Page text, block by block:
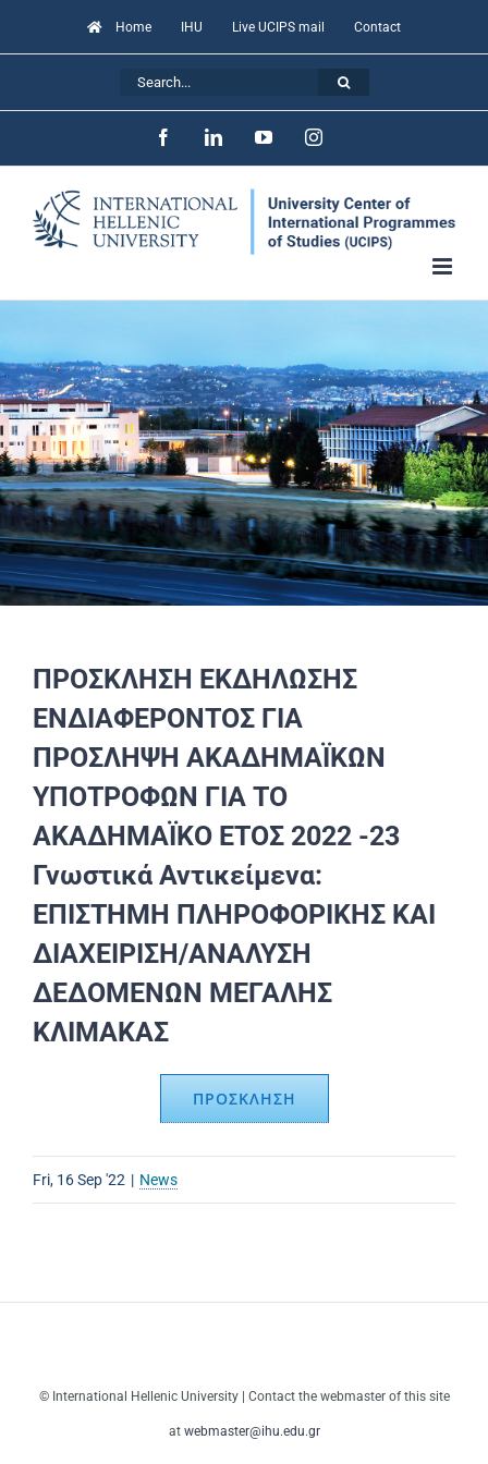
to
Home IHU Live UCIPS mail Contact
FacebookLinkedInYouTubeInstagram
ΠΡΟΣΚΛΗΣΗ ΕΚΔΗΛΩΣΗΣ
ΕΝΔΙΑΦΕΡΟΝΤΟΣ ΓΙΑ
ΠΡΟΣΛΗΨΗ ΑΚΑΔΗΜΑΪΚΩΝ
ΥΠΟΤΡΟΦΩΝ ΓΙΑ ΤΟ
ΑΚΑΔΗΜΑΪΚΟ ΕΤΟΣ 2022 -23
Γνωστικά Αντικείμενα:
ΕΠΙΣΤΗΜΗ ΠΛΗΡΟΦΟΡΙΚΗΣ ΚΑΙ
ΔΙΑΧΕΙΡΙΣΗ/ΑΝΑΛΥΣΗ
ΔΕΔΟΜΕΝΩΝ ΜΕΓΑΛΗΣ
ΚΛΙΜΑΚΑΣ
ΠΡΟΣΚΛΗΣΗ
Fri, 16 Sep '22 | News
© International Hellenic University | Contact the webmaster of this site
at webmaster@ihu.edu.gr